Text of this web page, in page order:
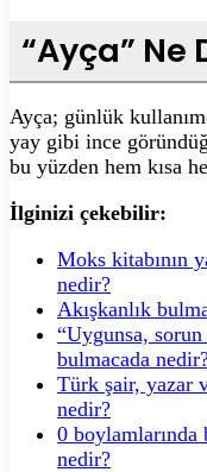
“Ayça” Ne
Ayça; günlük
yay gibi ince
bu yüzden hem kısa
İlginizi çekebilir:
Moks kitabının
nedir?
Akışkanlık
“Uygunsa,
bulmacada
Türk şair, yazar
nedir?
0
nedir?